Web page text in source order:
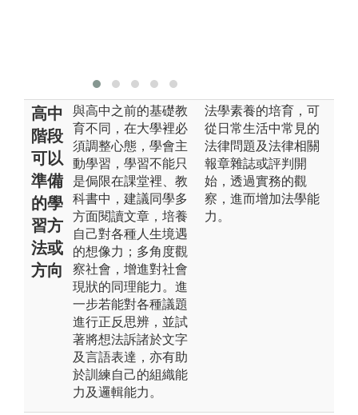
高中
階段
可以
準備
的學
習方
法或
方向
與高中之前的基礎教
育不同，在大學裡必
須調整心態，學會主
動學習，學習不能只
是侷限在課堂裡、教
科書中，建議同學多
方面閱讀文章，培養
自己對各種人生境遇
的想像力；多角度觀
察社會，增進對社會
現狀的同理能力。進
一步若能對各種議題
進行正反思辨，並試
著將想法訴諸於文字
及言語表達，亦有助
於訓練自己的組織能
力及邏輯能力。
法學素養的培育，可
從日常生活中常見的
法律問題及法律相關
報章雜誌或評判開
始，透過實務的觀
察，進而增加法學能
力。